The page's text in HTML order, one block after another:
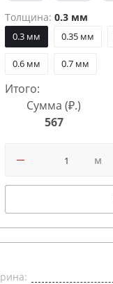
Толщина: 0.3 мм
0.3 мм 0.35 мм
0.6 мм 0.7 мм
Итого:
Сумма (₽.)
567
м